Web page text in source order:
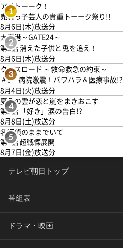
1
アメトーーク！
売れっ子芸人の貴重トーーク祭り!!
8月6日(木)放送分
2
大空港～GATE24～
第3話 消えた子供と兎を追え！
8月6日(木)放送分
3
クロスロード ～救命救急の約束～
＃5 病院激震！パワハラ＆医療事故!?
8月4日(火)放送分
4
夏色の雲が恋と嵐をまきおこす
第5話 「好き」涙の告白!?
8月8日(土)放送分
5
名探偵のままでいて
第4話 超戦慄展開
8月7日(金)放送分
テレビ朝日トップ
番組表
ドラマ・映画